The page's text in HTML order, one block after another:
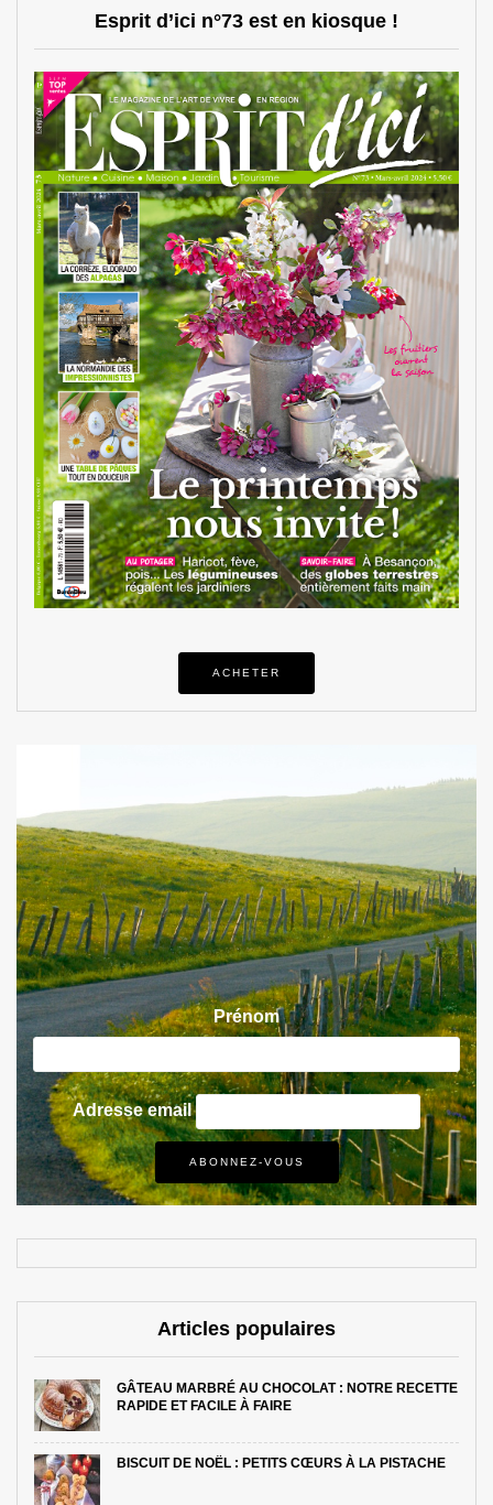
Esprit d’ici n°73 est en kiosque !
ACHETER
Prénom
Adresse email
Articles populaires
GÂTEAU MARBRÉ AU CHOCOLAT : NOTRE RECETTE
RAPIDE ET FACILE À FAIRE
BISCUIT DE NOËL : PETITS CŒURS À LA PISTACHE